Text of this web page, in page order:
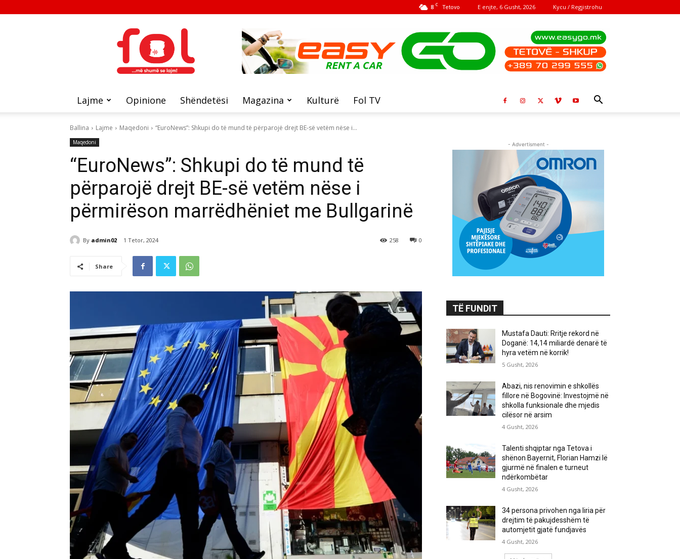
8 C Tetovo E enjte, 6 Gusht, 2026 Kycu / Regjistrohu
FOL
Lajme Opinione Shëndetësi Magazina Kulturë Fol TV
Ballina Lajme Maqedoni “EuroNews”: Shkupi do të mund të përparojë drejt BE-së vetëm nëse i...
Maqedoni
“EuroNews”: Shkupi do të mund të
përparojë drejt BE-së vetëm nëse i
përmirëson marrëdhëniet me Bullgarinë
By admin02 1 Tetor, 2024 0
258
Share
- Advertisment -
TË FUNDIT
Mustafa Dauti: Rritje rekord në
Doganë: 14,14 miliardë denarë të
hyra vetëm në korrik!
5 Gusht, 2026
Abazi, nis renovimin e shkollës
fillore në Bogovinë: Investojmë në
shkolla funksionale dhe mjedis
cilësor në arsim
4 Gusht, 2026
Talenti shqiptar nga Tetova i
shënon Bayernit, Florian Hamzi lë
gjurmë në finalen e turneut
ndërkombëtar
4 Gusht, 2026
34 persona privohen nga liria për
drejtim të pakujdesshëm të
automjetit gjatë fundjavës
4 Gusht, 2026